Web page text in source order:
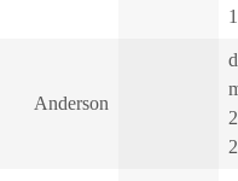
Anderson